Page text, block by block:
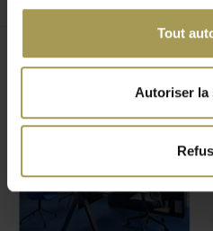
Tout
Autoriser la
un projet de mobilier complet.
cm. Avec une profondeur de
cm, elle peut être utilisée
accessoires de bureau,
doivent rester rapidement
Le choix entre placage chêne et